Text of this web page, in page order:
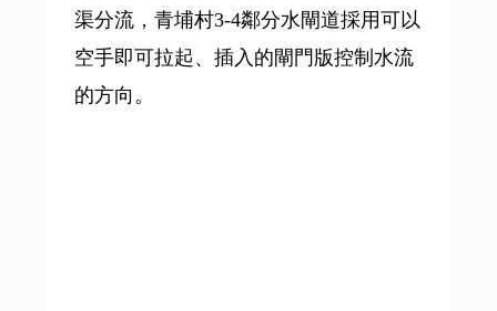
渠分流，青埔村3-4鄰分水閘道採用可以
空手即可拉起、插入的閘門版控制水流
的方向。